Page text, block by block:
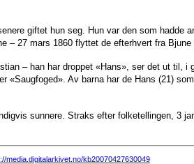
giftet hun seg. Hun var den som
– 27 mars 1860 flyttet de efterhvert fra Bjune
– han har droppet «Hans», ser det ut til,
Av barna har de Hans (21)
sunnere. Straks efter folketellingen, 3
media.digitalarkivet.no/kb20070427630049